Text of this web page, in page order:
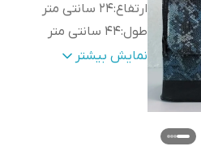
ارتفاع:24 سانتی متر
طول:44 سانتی متر
عرض:23 سانتی متر
نمایش بیشتر